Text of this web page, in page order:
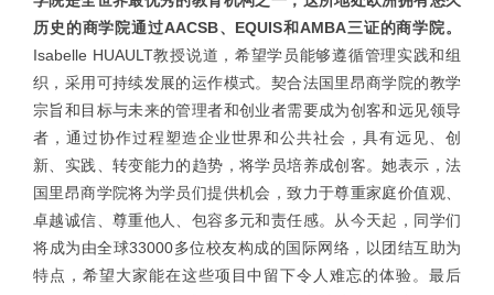
历史的商学院通过AACSB、EQUIS和AMBA三证的商学院。
Isabelle HUAULT教授说道，希望学员能够遵循管理实践和组
织，采用可持续发展的运作模式。契合法国里昂商学院的教学
宗旨和目标与未来的管理者和创业者需要成为创客和远见领导
者，通过协作过程塑造企业世界和公共社会，具有远见、创
新、实践、转变能力的趋势，将学员培养成创客。她表示，法
国里昂商学院将为学员们提供机会，致力于尊重家庭价值观、
卓越诚信、尊重他人、包容多元和责任感。从今天起，同学们
将成为由全球33000多位校友构成的国际网络，以团结互助为
特点，希望大家能在这些项目中留下令人难忘的体验。最后